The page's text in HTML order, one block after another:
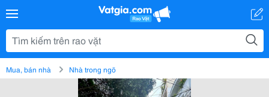
Mua, bán nhà Nhà trong ngõ